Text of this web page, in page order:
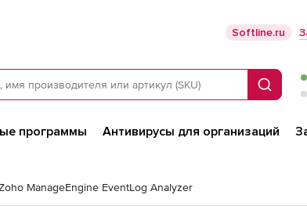
Softline.ru
Поиск
программы Антивирусы для организаций
ManageEngine EventLog Analyzer